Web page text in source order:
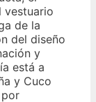
vestuario
de la
del diseño
y
está a
y Cuco